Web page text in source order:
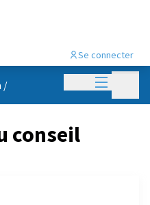
Menu
Se connecter
/
conseil